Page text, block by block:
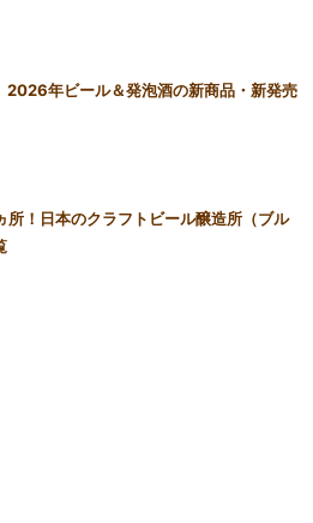
2026年ビール＆発泡酒の新商品・新発売
！日本のクラフトビール醸造所（ブル